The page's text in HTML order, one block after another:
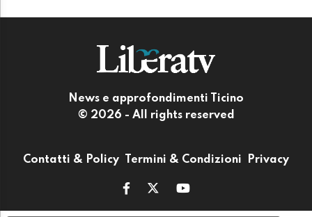
News e approfondimenti Ticino
© 2026 - All rights reserved
Contatti & Policy Termini & Condizioni Privacy